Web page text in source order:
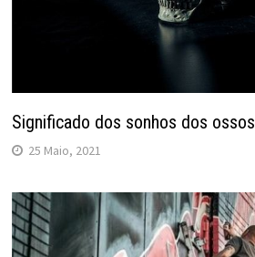
Significado dos sonhos dos ossos
25 Maio, 2021